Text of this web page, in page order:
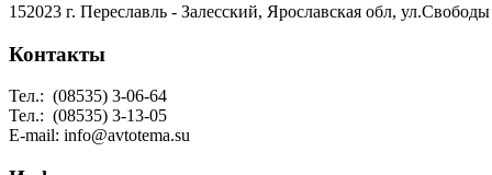
152023 г. Переславль - Залесский, Ярославская обл,
Контакты
Тел.: (08535) 3-06-64
Тел.: (08535) 3-13-05
E-mail: info@avtotema.su